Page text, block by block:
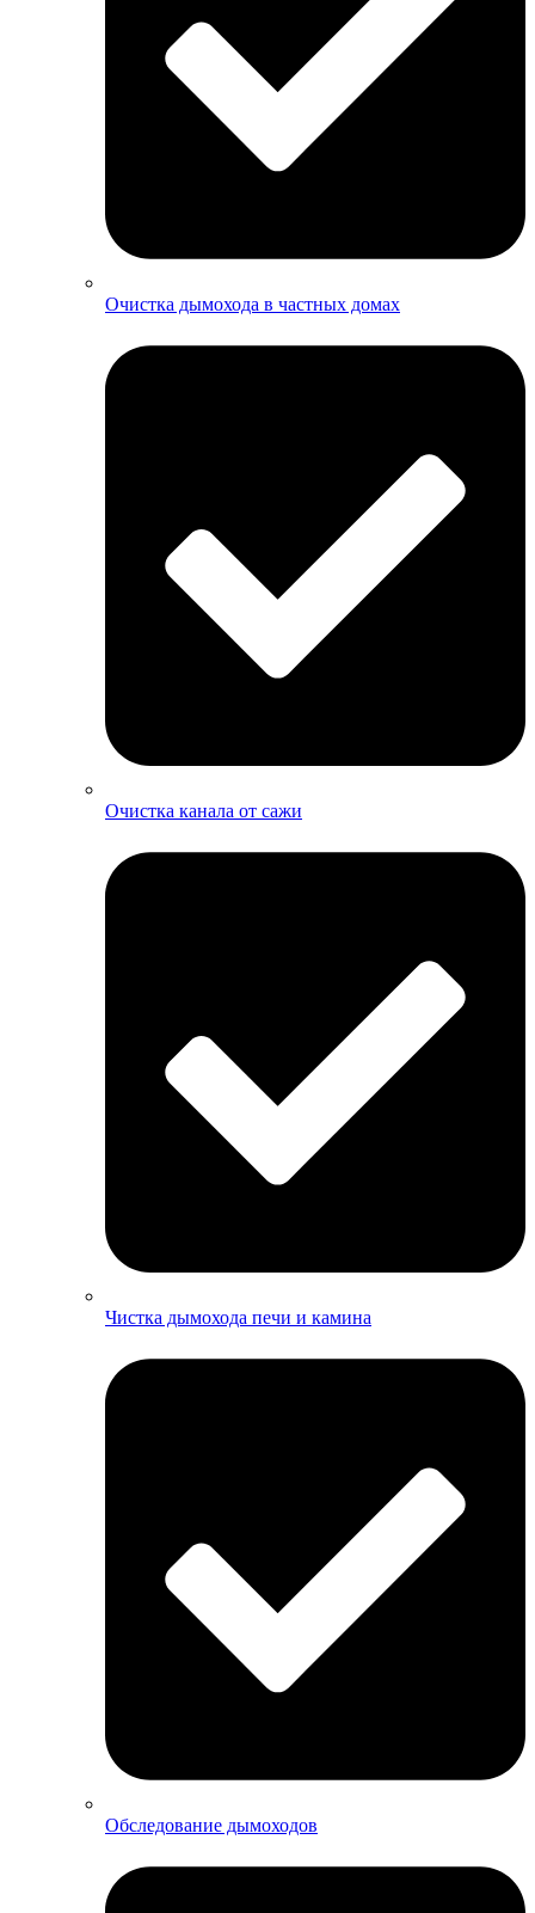
Очистка дымохода в частных домах
Очистка канала от сажи
Чистка дымохода печи и камина
Обследование дымоходов